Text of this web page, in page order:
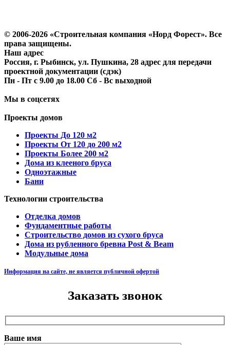
© 2006-2026 «Строительная компания «Норд Форест». Все
права защищены.
Наш адрес
Россия, г. Рыбинск, ул. Пушкина, 28 адрес для передачи
проектной документации (сдэк)
Пн - Пт с 9.00 до 18.00 Сб - Вс выходной
Мы в соцсетях
Проекты домов
Проекты До 120 м2
Проекты От 120 до 200 м2
Проекты Более 200 м2
Дома из клееного бруса
Одноэтажные
Бани
Технологии строительства
Отделка домов
Фундаментные работы
Строительство домов из сухого бруса
Дома из рубленного бревна Post & Beam
Модульные дома
Информация на сайте, не является публичной офертой
Заказать звонок
Ваше имя